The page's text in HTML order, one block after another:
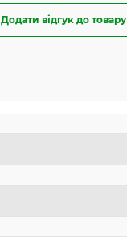
Додати відгук до товару